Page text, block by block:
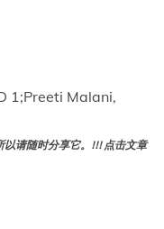
1;Preeti Malani,
以请随时分享它。!!! 点击文章